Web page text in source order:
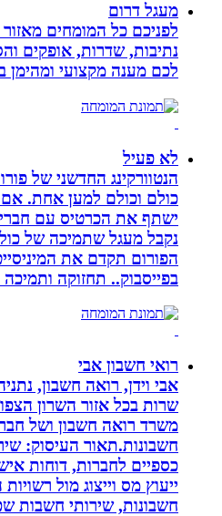
מעגל דרום
לפניכם כל המומחים מאזור
נתיבות, שדרות, אופקים
לכם מענה מקצועי ומהימן
לא פעיל
הנטוורקינג החדשני של פורום
כולם וכולם למען אחת. אם כל
ישתף את הכרטיס עם חבריו
נקבל מעגל שתמיכה של כולם
הפורום תקדם את המיניסייט
בפייסבוק.. תחזוקה ותמיכה
רואי חשבון אבי
אבי וידן, רואה חשבון, נתניה,
שרות בכל אזור השרון הצפוני
משרד רואה חשבון ושל חברה
חשבונות.תאור העיסוק: שירותי
כספיים לחברות, דוחות אישיים
ייעוץ מס וייצוג מול רשויות
חשבונות, שירותי חשבות שכר.